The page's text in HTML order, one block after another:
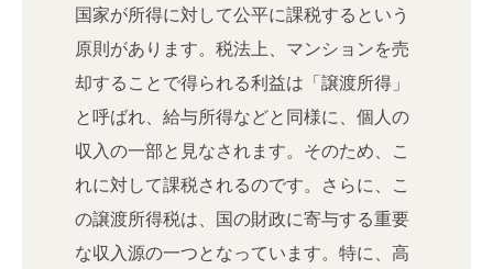
国家が所得に対して公平に課税するという
原則があります。税法上、マンションを売
却することで得られる利益は「譲渡所得」
と呼ばれ、給与所得などと同様に、個人の
収入の一部と見なされます。そのため、こ
れに対して課税されるのです。さらに、こ
の譲渡所得税は、国の財政に寄与する重要
な収入源の一つとなっています。特に、高